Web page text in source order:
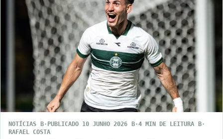
NOTÍCIAS PUBLICADO 10 JUNHO 2026
4 MIN DE LEITURA
RAFAEL COSTA